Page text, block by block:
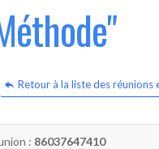
Retour à la liste des réunions
: 86037647410